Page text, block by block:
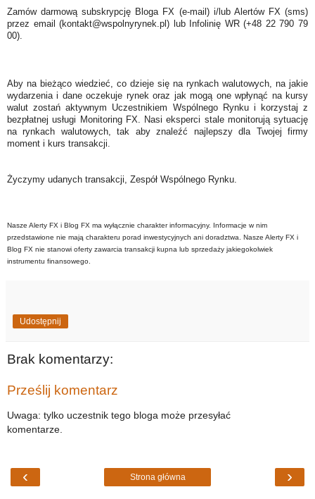
Zamów darmową subskrypcję Bloga FX (e-mail) i/lub Alertów FX (sms)
przez email (kontakt@wspolnyrynek.pl) lub Infolinię WR (+48 22 790 79
00).
Aby na bieżąco wiedzieć, co dzieje się na rynkach walutowych, na jakie
wydarzenia i dane oczekuje rynek oraz jak mogą one wpłynąć na kursy
walut zostań aktywnym Uczestnikiem Wspólnego Rynku i korzystaj z
bezpłatnej usługi Monitoring FX. Nasi eksperci stale monitorują sytuację
na rynkach walutowych, tak aby znaleźć najlepszy dla Twojej firmy
moment i kurs transakcji.
Życzymy udanych transakcji, Zespół Wspólnego Rynku.
Nasze Alerty FX i Blog FX ma wyłącznie charakter informacyjny. Informacje w nim
przedstawione nie mają charakteru porad inwestycyjnych ani doradztwa. Nasze Alerty FX i
Blog FX nie stanowi oferty zawarcia transakcji kupna lub sprzedaży jakiegokolwiek
instrumentu finansowego.
Udostępnij
Brak komentarzy:
Prześlij komentarz
Uwaga: tylko uczestnik tego bloga może przesyłać
komentarze.
‹ ›
Strona główna